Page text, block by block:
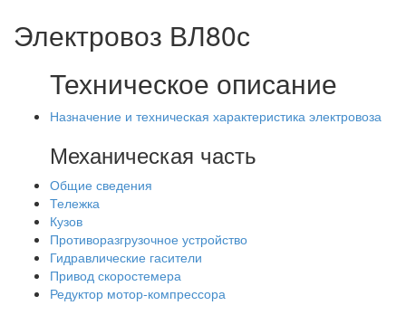
Электровоз ВЛ80с
Техническое описание
Назначение и техническая характеристика электровоза
Механическая часть
Общие сведения
Тележка
Кузов
Противоразгрузочное устройство
Гидравлические гасители
Привод скоростемера
Редуктор мотор-компрессора